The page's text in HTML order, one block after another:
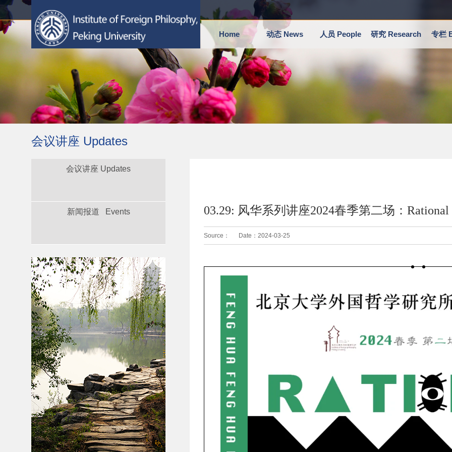
Home 动态 News 人员 People 研究 Research 专栏
会议讲座 Updates
会议讲座 Updates
新闻报道 Events 03.29: 风华系列讲座2024春季第二场：Rational
Source： Date： 2024-03-25